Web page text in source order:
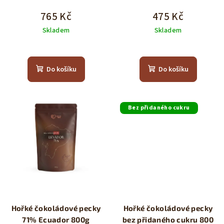
765 Kč
Skladem
Do košíku
475 Kč
Skladem
Do košíku
Hořké čokoládové pecky
71% Ecuador 800g
Bez přidaného cukru
Hořké čokoládové pecky
bez přidaného cukru 800